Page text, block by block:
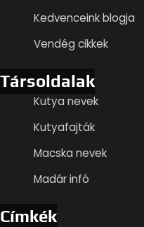
Kedvenceink blogja
Vendég cikkek
Társoldalak
Kutya nevek
Kutyafajták
Macska nevek
Madár infó
Címkék